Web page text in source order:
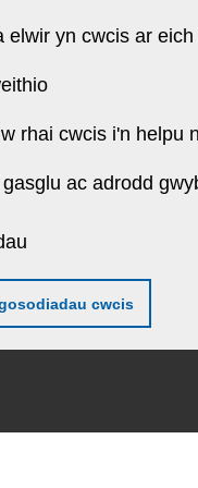
elwir yn cwcis ar
rhai cwcis i'n helpu
ac adrodd
cwcis